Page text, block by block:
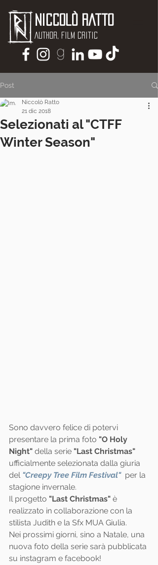
Niccolò Ratto
Author, Film critic
Post
Selezionati al "CTFF
Winter Season"
Niccolò Ratto
21 dic 2018
Sono davvero felice di potervi
presentare la prima foto "O Holy
Night" della serie "Last Christmas"
ufficialmente selezionata dalla giuria
del "Creepy Tree Film Festival" per la
stagione invernale.
Il progetto "Last Christmas" è
realizzato in collaborazione con la
stilista Judith e la Sfx MUA Giulia.
Nei prossimi giorni, sino a Natale, una
nuova foto della serie sarà pubblicata
su instagram e facebook!